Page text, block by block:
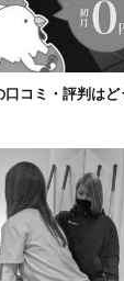
コミ・評判は